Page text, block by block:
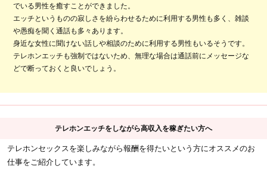
でいる男性を癒すことができました。
エッチというものの寂しさを紛らわせるために利用する男性も多く、雑談
や愚痴を聞く通話も多々あります。
身近な女性に聞けない話しや相談のために利用する男性もいるそうです。
テレホンエッチも強制ではないため、無理な場合は通話前にメッセージな
どで断っておくと良いでしょう。
テレホンエッチをしながら高収入を稼ぎたい方へ
テレホンセックスを楽しみながら報酬を得たいという方にオススメのお
仕事をご紹介しています。